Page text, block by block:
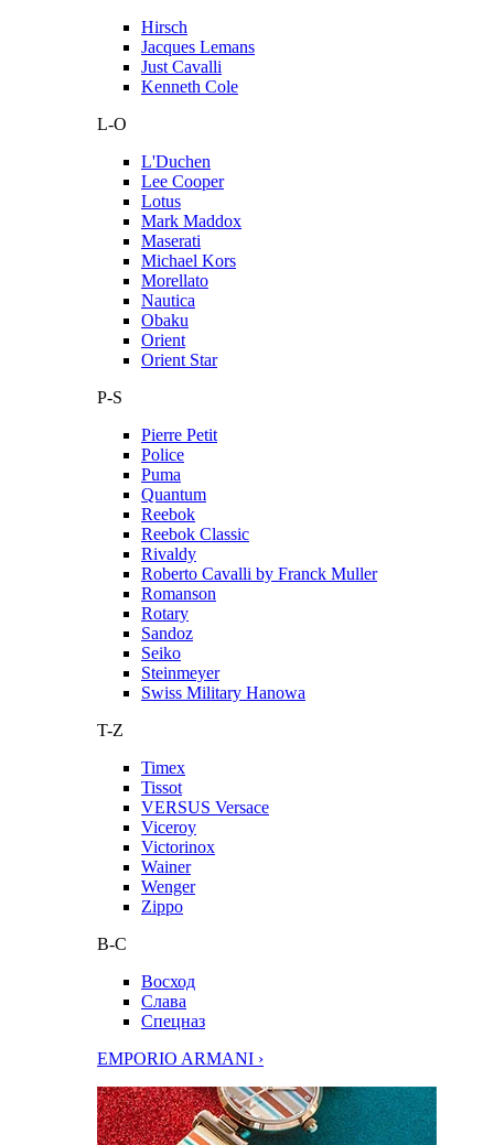
Hirsch
Jacques Lemans
Just Cavalli
Kenneth Cole
L-O
L'Duchen
Lee Cooper
Lotus
Mark Maddox
Maserati
Michael Kors
Morellato
Nautica
Obaku
Orient
Orient Star
P-S
Pierre Petit
Police
Puma
Quantum
Reebok
Reebok Classic
Rivaldy
Roberto Cavalli by Franck Muller
Romanson
Rotary
Sandoz
Seiko
Steinmeyer
Swiss Military Hanowa
T-Z
Timex
Tissot
VERSUS Versace
Viceroy
Victorinox
Wainer
Wenger
Zippo
В-С
Восход
Слава
Спецназ
EMPORIO ARMANI ›